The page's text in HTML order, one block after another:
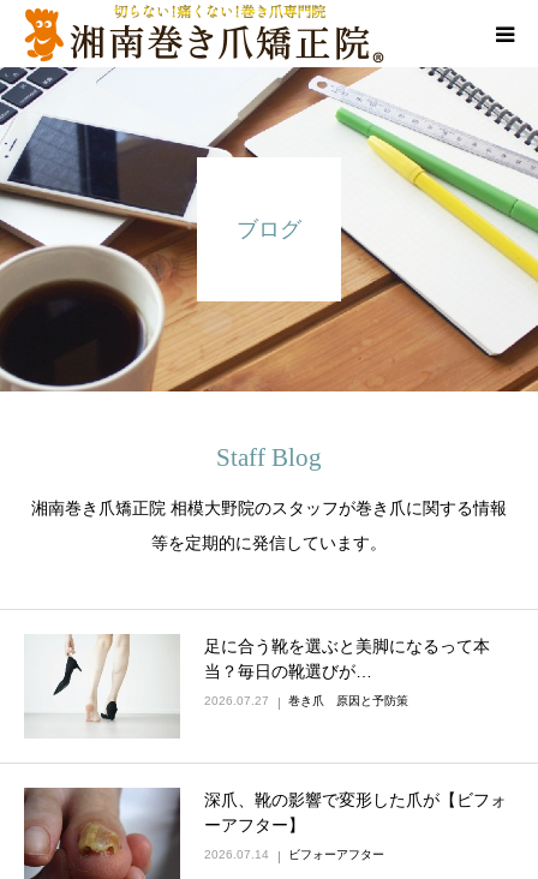
ブログ
Staff Blog
湘南巻き爪矯正院 相模大野院のスタッフが巻き爪に関する情報
等を定期的に発信しています。
足に合う靴を選ぶと美脚になるって本
当？毎日の靴選びが…
2026.07.27 巻き爪 原因と予防策
深爪、靴の影響で変形した爪が【ビフォ
ーアフター】
2026.07.14 ビフォーアフター
施術方法
お悩み別メニュー
告知/SNS
店舗情報